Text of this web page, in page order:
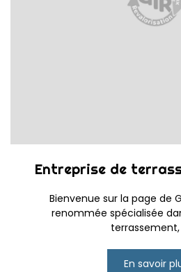
Entreprise de
Bienvenue sur la page de
renommée spécialisée
terrassement,
En savoir